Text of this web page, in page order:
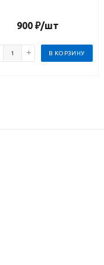
900₽/шт
В КОРЗИНУ